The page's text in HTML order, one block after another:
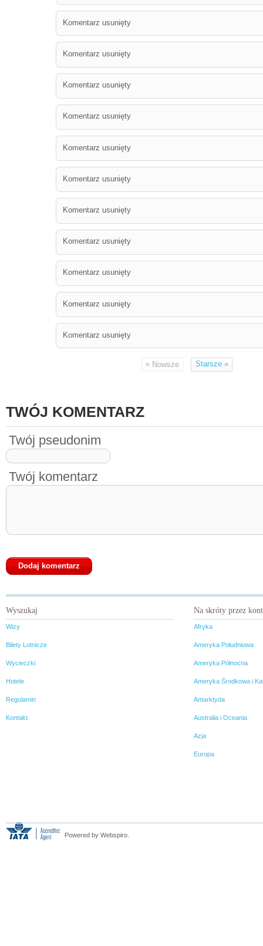
Komentarz usunięty
Komentarz usunięty
Komentarz usunięty
Komentarz usunięty
Komentarz usunięty
Komentarz usunięty
Komentarz usunięty
Komentarz usunięty
Komentarz usunięty
Komentarz usunięty
Komentarz usunięty
« Nowsze Starsze»
TWÓJ KOMENTARZ
Twój pseudonim
Twój komentarz
Wyszukaj
Wizy
Bilety Lotnicze
Wycieczki
Hotele
Regulamin
Kontakt
Na skróty przez
Afryka
Ameryka Południowa
Ameryka Północna
Ameryka Środkowa i
Antarktyda
Australia i Oceania
Azja
Europa
Powered by Webspiro.